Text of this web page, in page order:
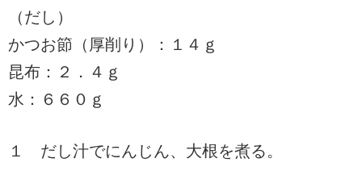
（だし）
かつお節（厚削り）：１４ｇ
昆布：２．４ｇ
水：６６０ｇ
１ だし汁でにんじん、大根を煮る。